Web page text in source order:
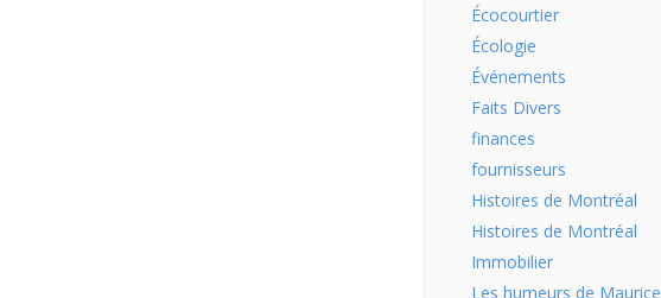
Écocourtier
Écologie
Événements
Faits Divers
finances
fournisseurs
Histoires de Montréal
Histoires de Montréal
Immobilier
Les humeurs de Maurice